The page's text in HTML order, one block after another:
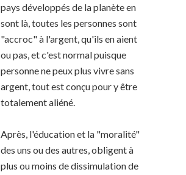
pays développés de la planète en
sont là, toutes les personnes sont
"accroc" à l'argent, qu'ils en aient
ou pas, et c'est normal puisque
personne ne peux plus vivre sans
argent, tout est conçu pour y être
totalement aliéné.
Après, l'éducation et la "moralité"
des uns ou des autres, obligent à
plus ou moins de dissimulation de